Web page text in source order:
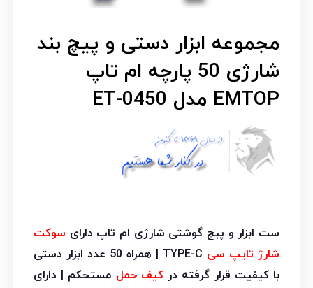
مجموعه ابزار دستی و پیچ بند
شارژی 50 پارچه ام تاپ
EMTOP مدل ET-0450
ست ابزار و پبچ گوشتی شارژی ام تاپ دارای سوکت
شارژ تایپ سی
TYPE-C | همراه 50 عدد ابزار دستی
با کیفیت قرار گرفته درکیف حمل مستحکم | دارای